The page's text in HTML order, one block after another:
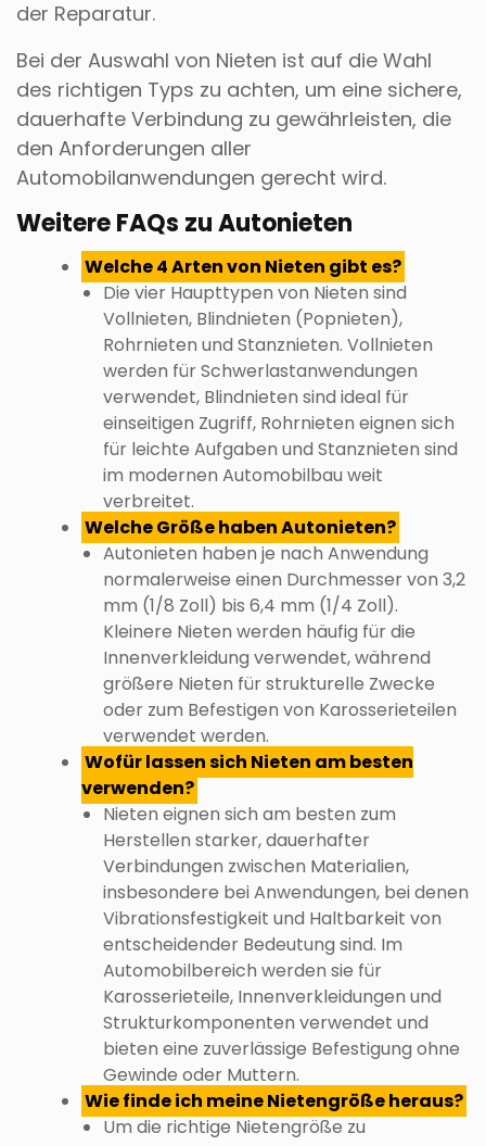
der Reparatur.
Bei der Auswahl von Nieten ist auf die Wahl
des richtigen Typs zu achten, um eine sichere,
dauerhafte Verbindung zu gewährleisten, die
den Anforderungen aller
Automobilanwendungen gerecht wird.
Weitere FAQs zu Autonieten
Welche 4 Arten von Nieten gibt es?
Die vier Haupttypen von Nieten sind
Vollnieten, Blindnieten (Popnieten),
Rohrnieten und Stanznieten. Vollnieten
werden für Schwerlastanwendungen
verwendet, Blindnieten sind ideal für
einseitigen Zugriff, Rohrnieten eignen sich
für leichte Aufgaben und Stanznieten sind
im modernen Automobilbau weit
verbreitet.
Welche Größe haben Autonieten?
Autonieten haben je nach Anwendung
normalerweise einen Durchmesser von 3,2
mm (1/8 Zoll) bis 6,4 mm (1/4 Zoll).
Kleinere Nieten werden häufig für die
Innenverkleidung verwendet, während
größere Nieten für strukturelle Zwecke
oder zum Befestigen von Karosserieteilen
verwendet werden.
Wofür lassen sich Nieten am besten
verwenden?
Nieten eignen sich am besten zum
Herstellen starker, dauerhafter
Verbindungen zwischen Materialien,
insbesondere bei Anwendungen, bei denen
Vibrationsfestigkeit und Haltbarkeit von
entscheidender Bedeutung sind. Im
Automobilbereich werden sie für
Karosserieteile, Innenverkleidungen und
Strukturkomponenten verwendet und
bieten eine zuverlässige Befestigung ohne
Gewinde oder Muttern.
Wie finde ich meine Nietengröße heraus?
Um die richtige Nietengröße zu